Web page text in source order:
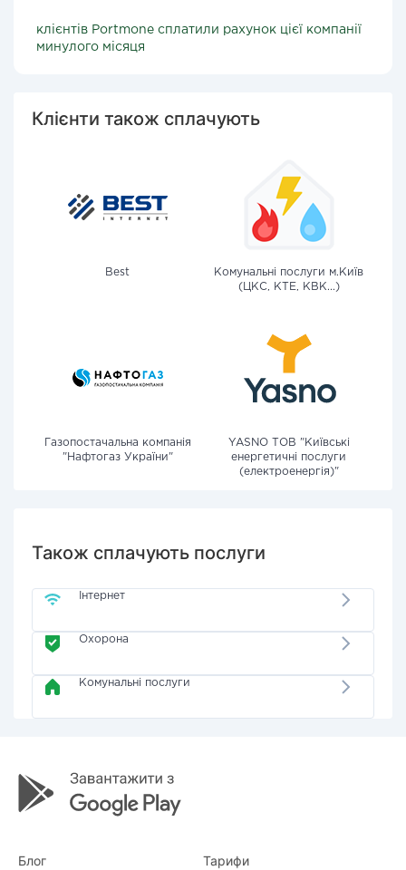
клієнтів Portmone сплатили рахунок цієї компанії
минулого місяця
Клієнти також сплачують
Best
Комунальні послуги м.Київ
(ЦКС, КТЕ, КВК...)
Газопостачальна компанія
"Нафтогаз України"
YASNO ТОВ "Київські
енергетичні послуги
(електроенергія)"
Також сплачують послуги
Інтернет
Охорона
Комунальні послуги
Блог Тарифи